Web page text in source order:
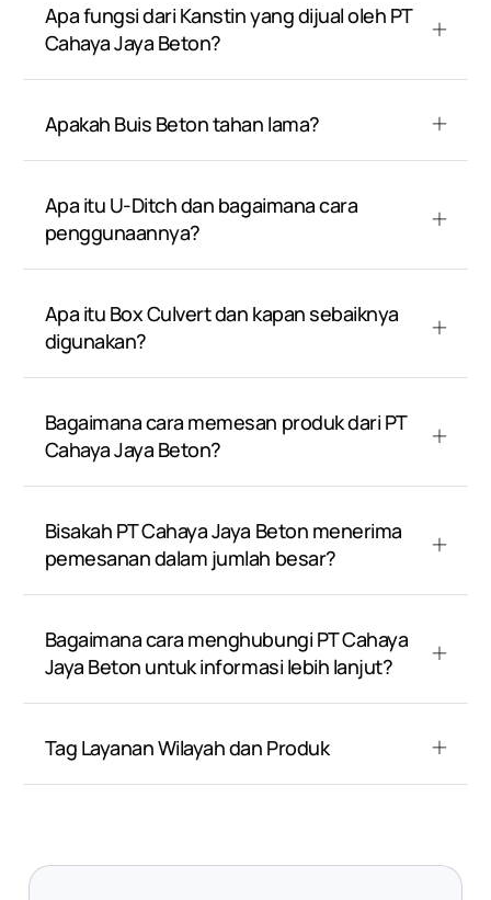
Apa fungsi dari Kanstin yang dijual oleh PT
Cahaya Jaya Beton?
Apakah Buis Beton tahan lama?
Apa itu U-Ditch dan bagaimana cara
penggunaannya?
Apa itu Box Culvert dan kapan sebaiknya
digunakan?
Bagaimana cara memesan produk dari PT
Cahaya Jaya Beton?
Bisakah PT Cahaya Jaya Beton menerima
pemesanan dalam jumlah besar?
Bagaimana cara menghubungi PT Cahaya
Jaya Beton untuk informasi lebih lanjut?
Tag Layanan Wilayah dan Produk